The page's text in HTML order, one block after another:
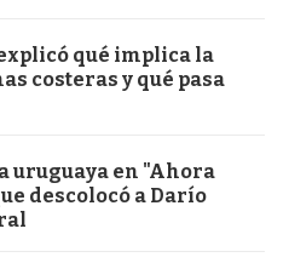
qué implica la
costeras y qué pasa
uruguaya en "Ahora
descolocó a Darío